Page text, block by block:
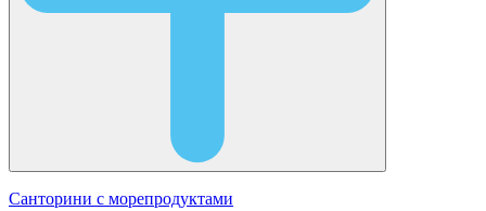
Санторини с морепродуктами